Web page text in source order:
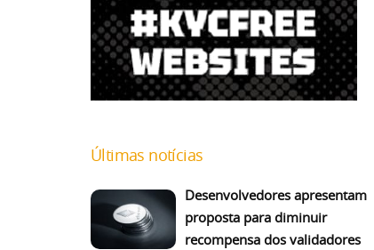
Últimas notícias
Desenvolvedores apresentam
proposta para diminuir
recompensa dos validadores